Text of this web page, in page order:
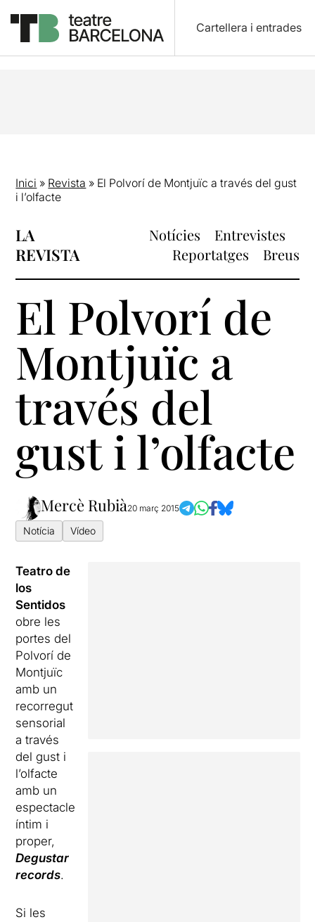
Cartellera i entrades
Inici » Revista » El Polvorí de Montjuïc a través del gust
i l’olfacte
LA
REVISTA
Notícies
Entrevistes
Reportatges
Breus
El Polvorí de
Montjuïc a
través del
gust i l’olfacte
Mercè Rubià20 març 2015
Notícia Vídeo
Teatro de
los
Sentidos
obre les
portes del
Polvorí de
Montjuïc
amb un
recorregut
sensorial
a través
del gust i
l’olfacte
amb un
espectacle
íntim i
proper,
Degustar
records.
Si les